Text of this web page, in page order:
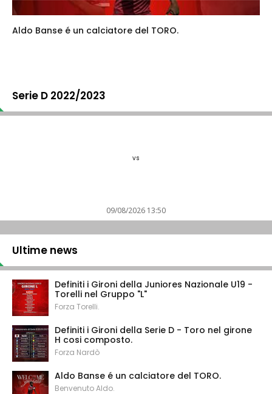
Aldo Banse é un calciatore del TORO.
Serie D 2022/2023
vs
09/08/2026 13:50
Ultime news
Definiti i Gironi della Juniores Nazionale U19 -
Torelli nel Gruppo "L"
Forza Torelli.
Definiti i Gironi della Serie D - Toro nel girone
H cosi composto.
Forza Nardò
Aldo Banse é un calciatore del TORO.
Benvenuto Aldo.